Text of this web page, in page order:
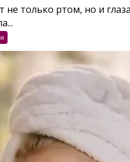
не только ртом, но и